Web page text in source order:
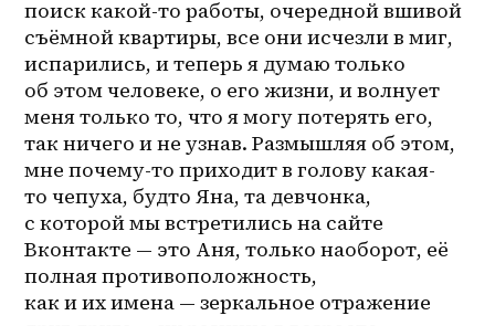
поиск какой-то работы, очередной вшивой
съёмной квартиры, все они исчезли в миг,
испарились, и теперь я думаю только
об этом человеке, о его жизни, и волнует
меня только то, что я могу потерять его,
так ничего и не узнав. Размышляя об этом,
мне почему-то приходит в голову какая-
то чепуха, будто Яна, та девчонка,
с которой мы встретились на сайте
Вконтакте — это Аня, только наоборот, её
полная противоположность,
как и их имена — зеркальное отражение